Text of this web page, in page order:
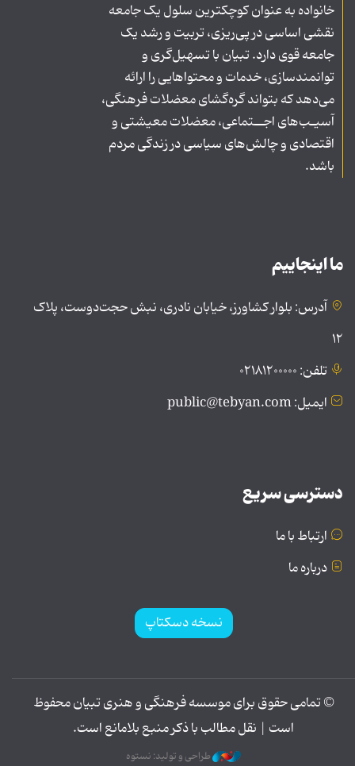
خانواده به عنوان کوچکترین سلول یک جامعه
نقشی اساسی در پی‌ریزی، تربیت و رشد یک
جامعه قوی دارد. تبیان با تسهیل‌گری و
توانمندسازی، خدمات و محتواهایی را ارائه
می‌دهد که بتواند گره‌گشای معضلات فرهنگی،
آسیـب‌های اجــتماعی، معضلات معیشتی و
اقتصادی و چالش‌های سیاسی در زندگی مردم
باشد.
ما اینجاییم
آدرس: بلوار کشاورز، خیابان نادری، نبش حجت‌دوست، پلاک
۱۲
تلفن: ۰۲۱۸۱۲۰۰۰۰۰
ایمیل: public@tebyan.com
دسترسی سریع
ارتباط با ما
درباره ما
نسخه دسکتاپ
© تمامی حقوق برای موسسه فرهنگی و هنری تبیان محفوظ
است | نقل مطالب با ذکر منبع بلامانع است.
طراحی و تولید: نستوه